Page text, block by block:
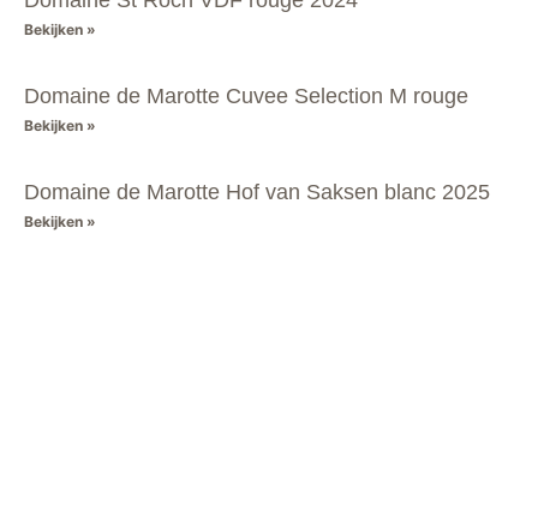
Bekijken »
Domaine de Marotte Cuvee Selection M rouge
Bekijken »
Domaine de Marotte Hof van Saksen blanc 2025
Bekijken »